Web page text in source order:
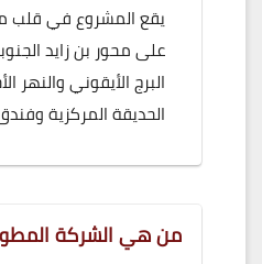
على محور بن زايد
البرج الأيقوني
الحديقة المركزية
من هي الشركة